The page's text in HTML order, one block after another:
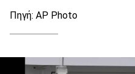
Πηγή: AP Photo